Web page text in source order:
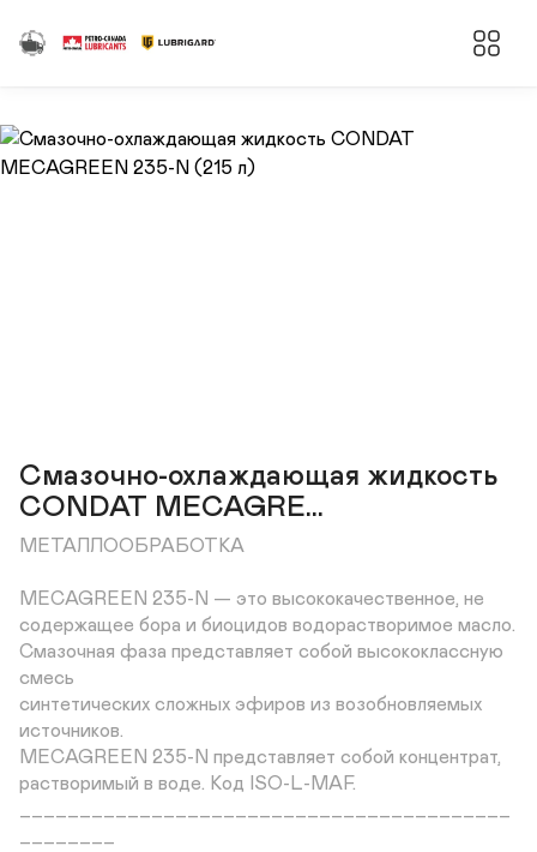
Смазочно-охлаждающая жидкость
CONDAT MECAGRE...
МЕТАЛЛООБРАБОТКА
MECAGREEN 235-N — это высококачественное, не
содержащее бора и биоцидов водорастворимое масло.
Смазочная фаза представляет собой высококлассную
смесь
синтетических сложных эфиров из возобновляемых
источников.
MECAGREEN 235-N представляет собой концентрат,
растворимый в воде. Код ISO-L-MAF.